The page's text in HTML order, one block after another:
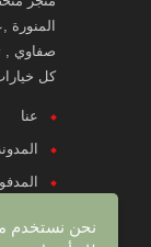
المنورة
صفاوي ,
كل
عنا
نحن نستخدم